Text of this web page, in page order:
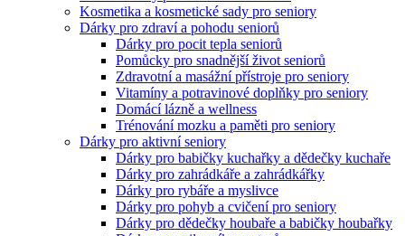
Kosmetika a kosmetické sady pro seniory
Dárky pro zdraví a pohodu seniorů
Dárky pro pocit tepla seniorů
Pomůcky pro snadnější život seniorů
Zdravotní a masážní přístroje pro seniory
Vitamíny a potravinové doplňky pro seniory
Domácí lázně a wellness
Trénování mozku a paměti pro seniory
Dárky pro aktivní seniory
Dárky pro babičky kuchařky a dědečky kuchaře
Dárky pro zahrádkáře a zahrádkářky
Dárky pro rybáře a myslivce
Dárky pro pohyb a cvičení pro seniory
Dárky pro dědečky houbaře a babičky houbařky